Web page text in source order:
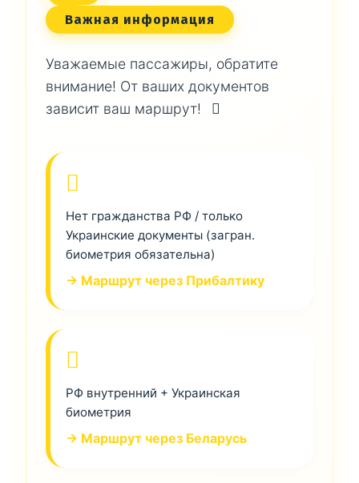
Важная информация
Уважаемые пассажиры, обратите
внимание! От ваших документов
зависит ваш маршрут!
Нет гражданства РФ / только
Украинские документы (загран.
биометрия обязательна)
→ Маршрут через Прибалтику
РФ внутренний + Украинская
биометрия
→ Маршрут через Беларусь